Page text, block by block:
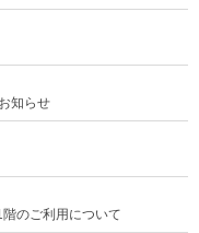
知らせ
のご利用について